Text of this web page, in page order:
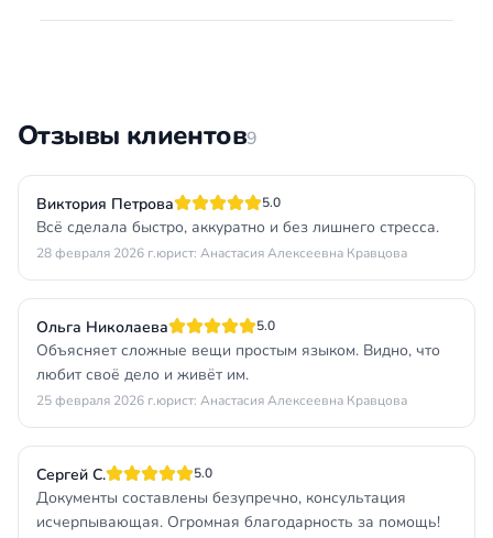
Отзывы клиентов9
Виктория Петрова 5.0
Всё сделала быстро, аккуратно и без лишнего стресса.
28 февраля 2026 г.юрист: Анастасия Алексеевна Кравцова
Ольга Николаева 5.0
Объясняет сложные вещи простым языком. Видно, что
любит своё дело и живёт им.
25 февраля 2026 г.юрист: Анастасия Алексеевна Кравцова
Сергей С. 5.0
Документы составлены безупречно, консультация
исчерпывающая. Огромная благодарность за помощь!